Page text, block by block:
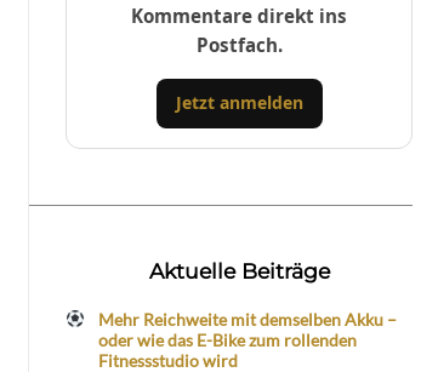
Kommentare direkt ins
Postfach.
Jetzt anmelden
Aktuelle Beiträge
Mehr Reichweite mit demselben Akku –
oder wie das E-Bike zum rollenden
Fitnessstudio wird